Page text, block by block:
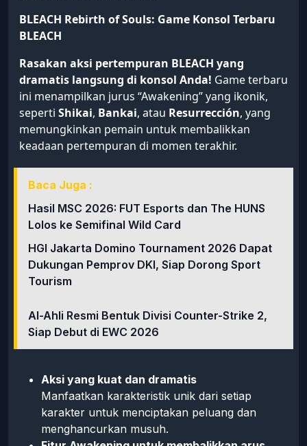
BLEACH Rebirth of Souls: Game Konsol Terbaru
BLEACH
Rasakan aksi pertempuran BLEACH yang
dramatis langsung di konsol Anda! Game terbaru
ini menampilkan jurus “Awakening” yang ikonik,
seperti Shikai, Bankai, atau Resurrección, yang
memungkinkan pemain untuk membalikkan
keadaan pertempuran di momen terakhir.
Baca Juga :
Hasil MSC 2026: FUT Esports dan The HUNS
Lolos ke Semifinal Wild Card
HGI Jakarta Domino Tournament 2026 Dapat
Dukungan Pemprov DKI, Siap Dorong Sport
Tourism
Al-Ahli Resmi Bentuk Divisi Counter-Strike 2,
Siap Debut di EWC 2026
Aksi yang kuat dan dramatis
Manfaatkan karakteristik unik dari setiap
karakter untuk menciptakan peluang dan
menghancurkan musuh.